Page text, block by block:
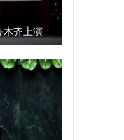
木齐上演